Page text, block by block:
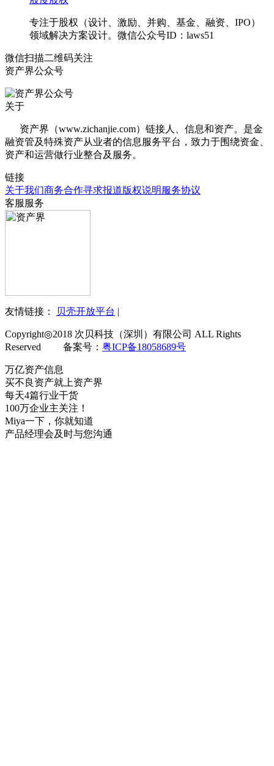
专注于股权（设计、激励、并购、基金、融资、IPO）
领域解决方案设计。微信公众号ID：laws51
微信扫描二维码关注
资产界公众号
关于
资产界（www.zichanjie.com）链接人、信息和资产。是金
融资管及特殊资产从业者的信息服务平台，致力于围绕资金、
资产和运营做行业整合及服务。
链接
关于我们商务合作寻求报道版权说明 服务协议
客服服务
友情链接： 贝壳开放平台 |
Copyright◎2018 次贝科技（深圳）有限公司 ALL Rights
Reserved 备案号： 粤ICP备18058689号
万亿资产信息
买不良资产就上资产界
每天4篇行业干货
100万企业主关注！
Miya一下，你就知道
产品经理会及时与您沟通